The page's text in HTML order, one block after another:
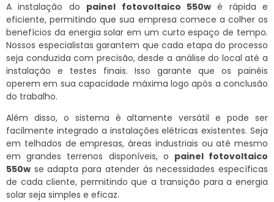
A instalação do painel fotovoltaico 550wé rápida e
eficiente, permitindo que sua empresa comece a colher os
benefícios da energia solar em um curto espaço de tempo.
Nossos especialistas garantem que cada etapa do processo
seja conduzida com precisão, desde a análise do local até a
instalação e testes finais. Isso garante que os painéis
operem em sua capacidade máxima logo após a conclusão
do trabalho.
Além disso, o sistema é altamente versátil e pode ser
facilmente integrado a instalações elétricas existentes. Seja
em telhados de empresas, áreas industriais ou até mesmo
em grandes terrenos disponíveis, o painel fotovoltaico
550w se adapta para atender às necessidades específicas
de cada cliente, permitindo que a transição para a energia
solar seja simples e eficaz.